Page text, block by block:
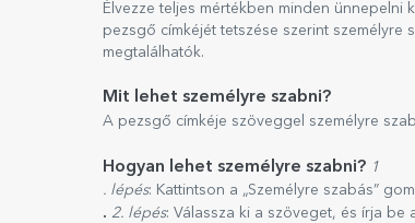
Élvezze teljes mértékben minden ünnepelni
pezsgő címkéjét tetszése szerint személyre
megtalálhatók.
Mit lehet személyre szabni?
A pezsgő címkéje szöveggel személyre
Hogyan lehet személyre szabni? 1
. lépés: Kattintson a „Személyre szabás”
. 2. lépés: Válassza ki a szöveget, és írja be